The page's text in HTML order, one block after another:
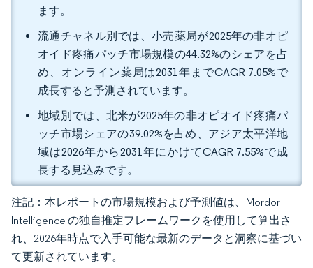
ます。
流通チャネル別では、小売薬局が2025年の非オピ
オイド疼痛パッチ市場規模の44.32%のシェアを占
め、オンライン薬局は2031年までCAGR 7.05%で
成長すると予測されています。
地域別では、北米が2025年の非オピオイド疼痛パ
ッチ市場シェアの39.02%を占め、アジア太平洋地
域は2026年から2031年にかけてCAGR 7.55%で成
長する見込みです。
注記：本レポートの市場規模および予測値は、Mordor
Intelligence の独自推定フレームワークを使用して算出さ
れ、2026年時点で入手可能な最新のデータと洞察に基づい
て更新されています。